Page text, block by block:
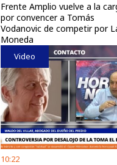
Frente Amplio vuelve a la
por convencer a Tomás
Vodanovic de competir por
Moneda
Video
10:22